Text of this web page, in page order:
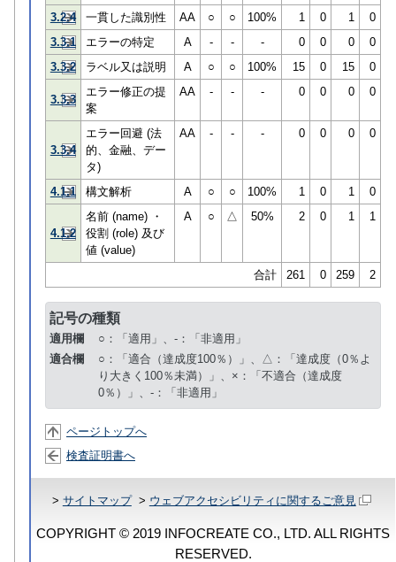
3.2.4 一貫した識別性 AA ○ ○ 100% 1 0 1
0
3.3.1
エラーの特定 A - - - 0 0 0
0
3.3.2
ラベル又は説明 A ○ ○ 100% 15 0 15 0
3.3.3
エラー修正の提
案
AA - - - 0 0 0 0
3.3.4
エラー回避 (法
的、金融、デー
タ)
AA - - - 0 0 0 0
4.1.1 構文解析 A ○ ○ 100% 1 0 1 0
4.1.2
名前 (name) ・
役割 (role) 及び
値 (value)
A ○ △ 50% 2 0 1 1
合計 261 0 259 2
記号の種類
適用欄
○：「適用」、-：「非適用」
適合欄
○：「適合（達成度100％）」、△：「達成度（0％よ
り大きく100％未満）」、×：「不適合（達成度
0％）」、-：「非適用」
ページトップへ
検査証明書へ
> サイトマップ> ウェブアクセシビリティに関するご意見
COPYRIGHT © 2019 INFOCREATE CO., LTD. ALL RIGHTS
RESERVED.